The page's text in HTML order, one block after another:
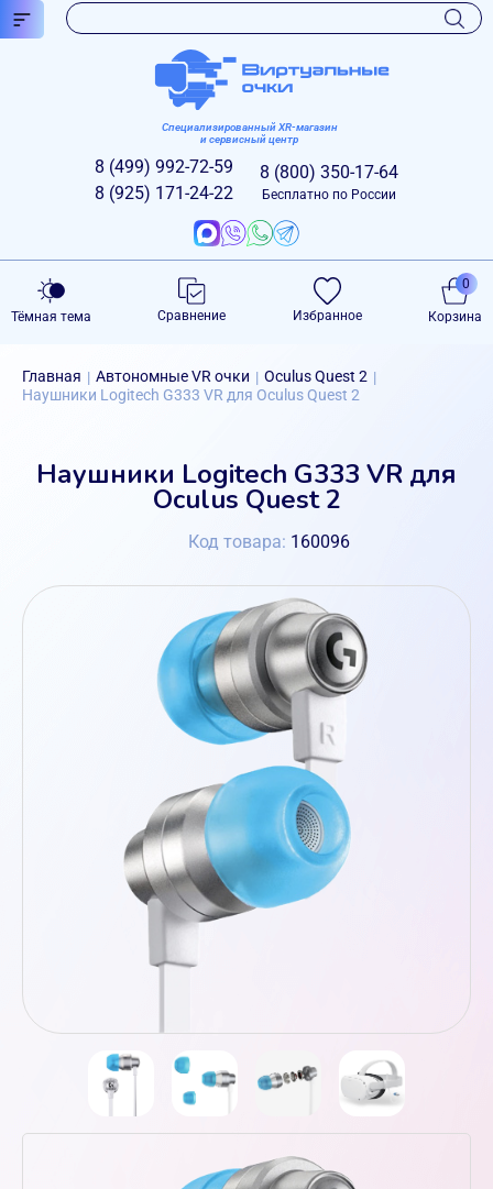
Специализированный XR-магазин
и сервисный центр
8 (499) 992-72-59
8 (925) 171-24-22
8 (800) 350-17-64
Бесплатно по России
Тёмная тема Сравнение Избранное Корзина
0
Главная | Автономные VR очки | Oculus Quest 2 |
Наушники Logitech G333 VR для Oculus Quest 2
Наушники Logitech G333 VR для
Oculus Quest 2
Код товара: 160096